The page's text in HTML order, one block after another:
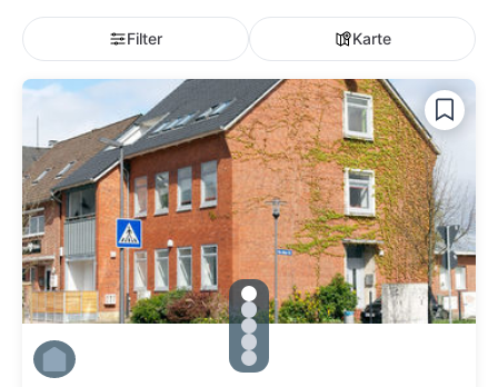
Filter Karte
gallery.slide_selector
Zu Slide 1 wechseln
Zu Slide 2 wechseln
Zu Slide 3 wechseln
Zu Slide 4 wechseln
Zu Slide 5 wechseln